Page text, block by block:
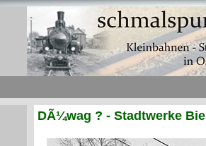
DÃ¼wag ? - Stadtwerke